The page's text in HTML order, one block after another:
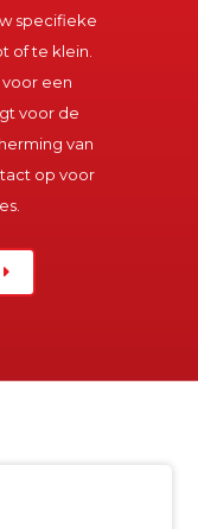
specifieke
of te klein.
een
voor de
van
op voor